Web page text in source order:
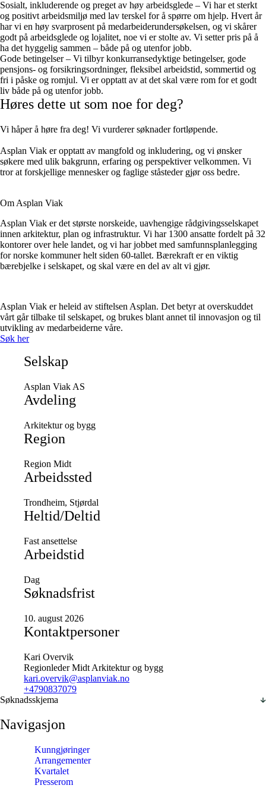
Sosialt, inkluderende og preget av høy arbeidsglede – Vi har et sterkt
og positivt arbeidsmiljø med lav terskel for å spørre om hjelp. Hvert år
har vi en høy svarprosent på medarbeiderundersøkelsen, og vi skårer
godt på arbeidsglede og lojalitet, noe vi er stolte av. Vi setter pris på å
ha det hyggelig sammen – både på og utenfor jobb.
Gode betingelser – Vi tilbyr konkurransedyktige betingelser, gode
pensjons- og forsikringsordninger, fleksibel arbeidstid, sommertid og
fri i påske og romjul. Vi er opptatt av at det skal være rom for et godt
liv både på og utenfor jobb.
Høres dette ut som noe for deg?
Vi håper å høre fra deg! Vi vurderer søknader fortløpende.
Asplan Viak er opptatt av mangfold og inkludering, og vi ønsker
søkere med ulik bakgrunn, erfaring og perspektiver velkommen. Vi
tror at forskjellige mennesker og faglige ståsteder gjør oss bedre.
Om Asplan Viak
Asplan Viak er det største norskeide, uavhengige rådgivingsselskapet
innen arkitektur, plan og infrastruktur. Vi har 1300 ansatte fordelt på 32
kontorer over hele landet, og vi har jobbet med samfunnsplanlegging
for norske kommuner helt siden 60-tallet. Bærekraft er en viktig
bærebjelke i selskapet, og skal være en del av alt vi gjør.
Asplan Viak er heleid av stiftelsen Asplan. Det betyr at overskuddet
vårt går tilbake til selskapet, og brukes blant annet til innovasjon og til
utvikling av medarbeiderne våre.
Søk her
Selskap
Asplan Viak AS
Avdeling
Arkitektur og bygg
Region
Region Midt
Arbeidssted
Trondheim, Stjørdal
Heltid/Deltid
Fast ansettelse
Arbeidstid
Dag
Søknadsfrist
10. august 2026
Kontaktpersoner
Kari Overvik
Regionleder Midt Arkitektur og bygg
kari.overvik@asplanviak.no
+4790837079
Søknadsskjema
Navigasjon
Kunngjøringer
Arrangementer
Kvartalet
Presserom